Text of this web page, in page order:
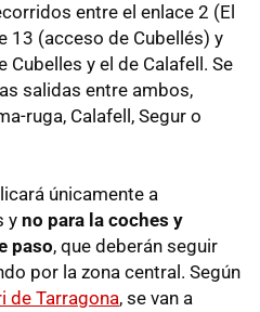
entre el enlace 2 (El
13 (acceso de Cubellés) y
Cubelles y el de Calafell. Se
salidas entre ambos,
ruga, Calafell, Segur o
únicamente a
y no para la coches y
paso, que deberán seguir
por la zona central. Según
de Tarragona, se van a